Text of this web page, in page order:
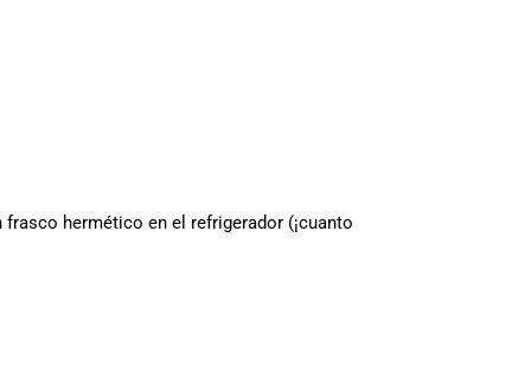
hermético en el refrigerador (¡cuanto